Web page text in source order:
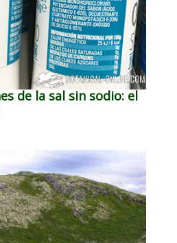
de la sal sin sodio: el